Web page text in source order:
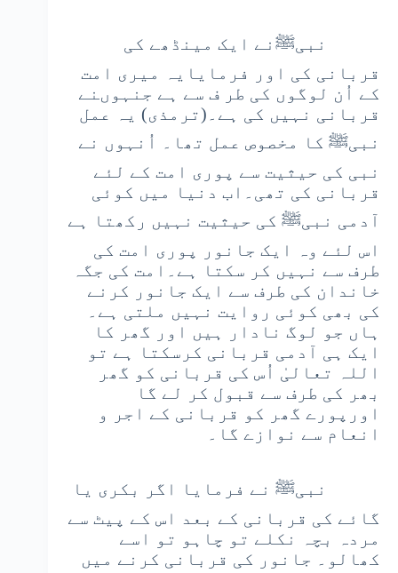
نبیﷺنے ایک مینڈھے کی
قربانی کی اور فرمایایہ میری امت
کے اُن لوگوں کی طر ف سے ہے جنہوںنے
قربانی نہیں کی ہے۔(ترمذی) یہ عمل
نبیﷺ کا مخصوص عمل تھا۔ اُنہوں نے
نبی کی حیثیت سے پوری امت کے لئے
قربانی کی تھی۔اب دنیا میں کوئی
آدمی نبیﷺ کی حیثیت نہیں رکھتا ہے
اس لئے وہ ایک جانور پوری امت کی
طرف سے نہیں کر سکتا ہے۔امت کی جگہ
خاندان کی طرف سے ایک جانور کرنے
کی بھی کوئی روایت نہیں ملتی ہے۔
ہاں جو لوگ نادار ہیں اور گھر کا
ایک ہی آدمی قربانی کرسکتا ہے تو
اللہ تعالیٰ اُس کی قربانی کو گھر
بھر کی طرف سے قبول کر لے گا
اورپورے گھر کو قربانی کے اجر و
انعام سے نوازے گا۔
نبیﷺ نے فرمایا اگر بکری یا
گائے کی قربانی کے بعد اس کے پیٹ سے
مردہ بچہ نکلے تو چاہو تو اسے
کھالو۔ جانور کی قربانی کرنے میں